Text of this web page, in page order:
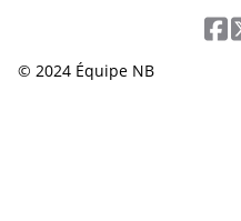
© 2024 Équipe NB